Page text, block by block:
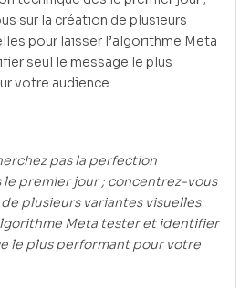
sur la création de plusieurs
pour laisser l’algorithme Meta
seul le message le plus
votre audience.
pas la perfection
premier jour ; concentrez-vous
plusieurs variantes visuelles
Meta tester et identifier
le plus performant pour votre